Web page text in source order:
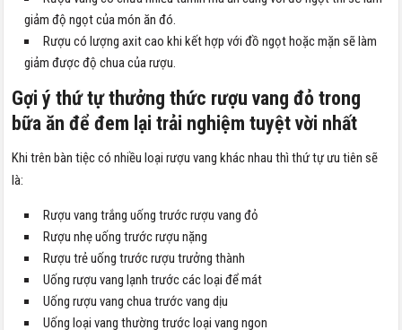
giảm độ ngọt của món ăn đó.
Rượu có lượng axit cao khi kết hợp với đồ ngọt hoặc mặn sẽ làm
giảm được độ chua của rượu.
Gợi ý thứ tự thưởng thức rượu vang đỏ trong
bữa ăn để đem lại trải nghiệm tuyệt vời nhất
Khi trên bàn tiệc có nhiều loại rượu vang khác nhau thì thứ tự ưu tiên sẽ
là:
Rượu vang trắng uống trước rượu vang đỏ
Rượu nhẹ uống trước rượu nặng
Rượu trẻ uống trước rượu trưởng thành
Uống rượu vang lạnh trước các loại để mát
Uống rượu vang chua trước vang dịu
Uống loại vang thường trước loại vang ngon